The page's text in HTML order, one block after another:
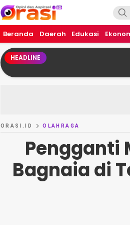
Orasi.ID
Opini dan Aspirasi!
Beranda Daerah Edukasi
HEADLINE
ORASI.ID OLAHRAGA
Pengganti
Bagnaia di